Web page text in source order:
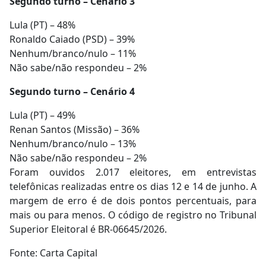
Lula (PT) – 48%
Ronaldo Caiado (PSD) – 39%
Nenhum/branco/nulo – 11%
Não sabe/não respondeu – 2%
Segundo turno – Cenário 4
Lula (PT) – 49%
Renan Santos (Missão) – 36%
Nenhum/branco/nulo – 13%
Não sabe/não respondeu – 2%
Foram ouvidos 2.017 eleitores, em entrevistas
telefônicas realizadas entre os dias 12 e 14 de junho. A
margem de erro é de dois pontos percentuais, para
mais ou para menos. O código de registro no Tribunal
Superior Eleitoral é BR-06645/2026.
Fonte: Carta Capital